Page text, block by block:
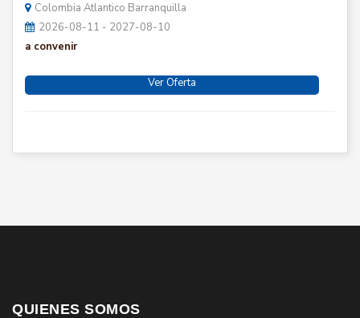
Colombia Atlantico Barranquilla
2026-08-11 - 2027-08-10
a convenir
Ver Oferta
QUIENES SOMOS